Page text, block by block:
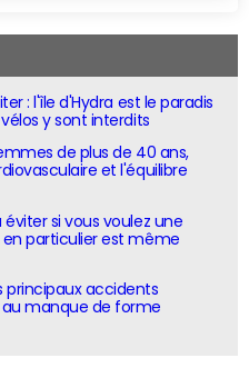
: l'île d'Hydra est le paradis
y sont interdits
de plus de 40 ans,
et l'équilibre
si vous voulez une
particulier est même
principaux accidents
manque de forme